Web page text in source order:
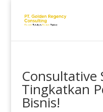
Consultative
Tingkatkan
Bisnis!